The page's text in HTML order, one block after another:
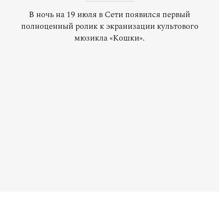
В ночь на 19 июля в Сети появился первый
полноценный ролик к экранизации культового
мюзикла «Кошки».